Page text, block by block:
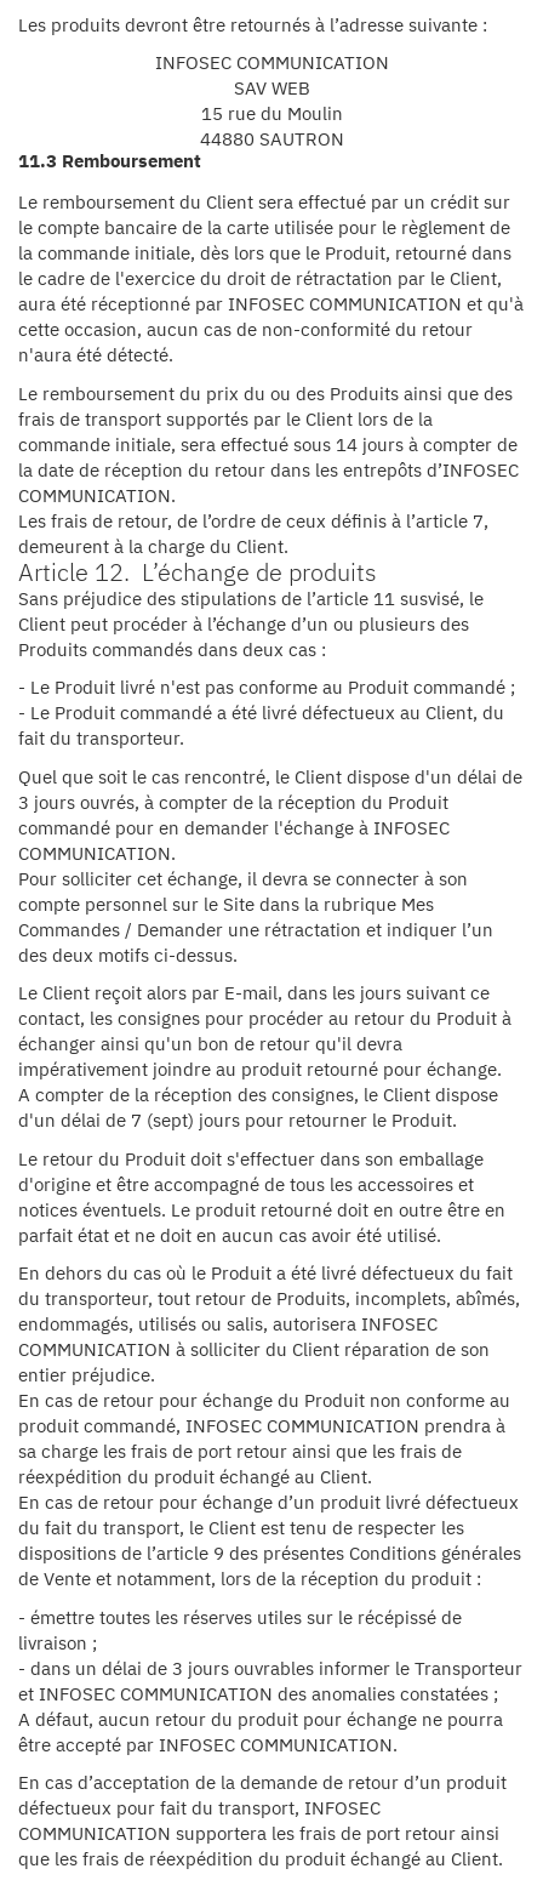
Les produits devront être retournés à l’adresse suivante :
INFOSEC COMMUNICATION
SAV WEB
15 rue du Moulin
44880 SAUTRON
11.3 Remboursement
Le remboursement du Client sera effectué par un crédit sur
le compte bancaire de la carte utilisée pour le règlement de
la commande initiale, dès lors que le Produit, retourné dans
le cadre de l'exercice du droit de rétractation par le Client,
aura été réceptionné par INFOSEC COMMUNICATION et qu'à
cette occasion, aucun cas de non-conformité du retour
n'aura été détecté.
Le remboursement du prix du ou des Produits ainsi que des
frais de transport supportés par le Client lors de la
commande initiale, sera effectué sous 14 jours à compter de
la date de réception du retour dans les entrepôts d’INFOSEC
COMMUNICATION.
Les frais de retour, de l’ordre de ceux définis à l’article 7,
demeurent à la charge du Client.
Article 12. L’échange de produits
Sans préjudice des stipulations de l’article 11 susvisé, le
Client peut procéder à l’échange d’un ou plusieurs des
Produits commandés dans deux cas :
- Le Produit livré n'est pas conforme au Produit commandé ;
- Le Produit commandé a été livré défectueux au Client, du
fait du transporteur.
Quel que soit le cas rencontré, le Client dispose d'un délai de
3 jours ouvrés, à compter de la réception du Produit
commandé pour en demander l'échange à INFOSEC
COMMUNICATION.
Pour solliciter cet échange, il devra se connecter à son
compte personnel sur le Site dans la rubrique Mes
Commandes / Demander une rétractation et indiquer l’un
des deux motifs ci-dessus.
Le Client reçoit alors par E-mail, dans les jours suivant ce
contact, les consignes pour procéder au retour du Produit à
échanger ainsi qu'un bon de retour qu'il devra
impérativement joindre au produit retourné pour échange.
A compter de la réception des consignes, le Client dispose
d'un délai de 7 (sept) jours pour retourner le Produit.
Le retour du Produit doit s'effectuer dans son emballage
d'origine et être accompagné de tous les accessoires et
notices éventuels. Le produit retourné doit en outre être en
parfait état et ne doit en aucun cas avoir été utilisé.
En dehors du cas où le Produit a été livré défectueux du fait
du transporteur, tout retour de Produits, incomplets, abîmés,
endommagés, utilisés ou salis, autorisera INFOSEC
COMMUNICATION à solliciter du Client réparation de son
entier préjudice.
En cas de retour pour échange du Produit non conforme au
produit commandé, INFOSEC COMMUNICATION prendra à
sa charge les frais de port retour ainsi que les frais de
réexpédition du produit échangé au Client.
En cas de retour pour échange d’un produit livré défectueux
du fait du transport, le Client est tenu de respecter les
dispositions de l’article 9 des présentes Conditions générales
de Vente et notamment, lors de la réception du produit :
- émettre toutes les réserves utiles sur le récépissé de
livraison ;
- dans un délai de 3 jours ouvrables informer le Transporteur
et INFOSEC COMMUNICATION des anomalies constatées ;
A défaut, aucun retour du produit pour échange ne pourra
être accepté par INFOSEC COMMUNICATION.
En cas d’acceptation de la demande de retour d’un produit
défectueux pour fait du transport, INFOSEC
COMMUNICATION supportera les frais de port retour ainsi
que les frais de réexpédition du produit échangé au Client.